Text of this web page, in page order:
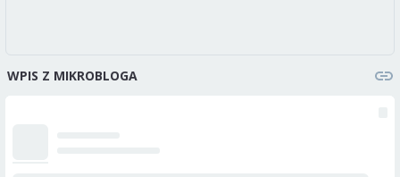
WPIS Z MIKROBLOGA